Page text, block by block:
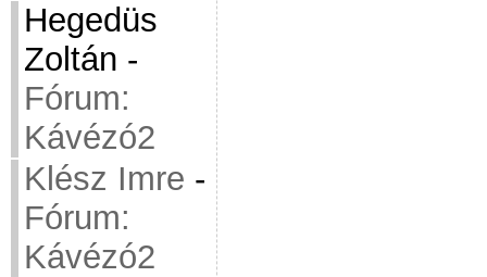
Hegedüs
Zoltán -
Fórum:
Kávézó2
Klész Imre -
Fórum:
Kávézó2